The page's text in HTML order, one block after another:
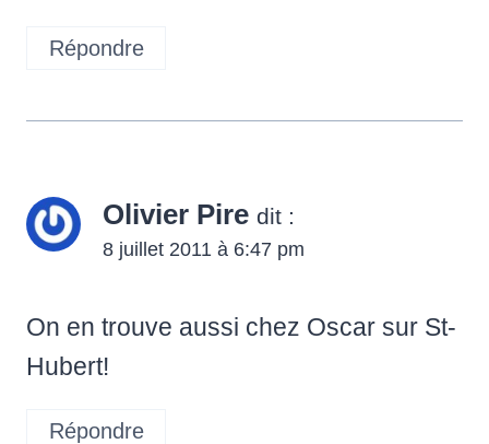
Répondre
Olivier Pire dit :
8 juillet 2011 à 6:47 pm
On en trouve aussi chez Oscar sur St-
Hubert!
Répondre